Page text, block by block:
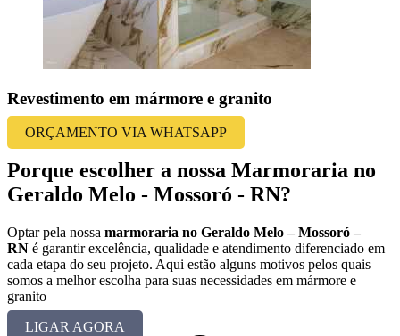
Revestimento em mármore e granito
ORÇAMENTO VIA WHATSAPP
Porque escolher a nossa Marmoraria no
Geraldo Melo - Mossoró - RN?
Optar pela nossa marmoraria no Geraldo Melo – Mossoró –
RN é garantir excelência, qualidade e atendimento diferenciado em
cada etapa do seu projeto. Aqui estão alguns motivos pelos quais
somos a melhor escolha para suas necessidades em mármore e
granito
LIGAR AGORA